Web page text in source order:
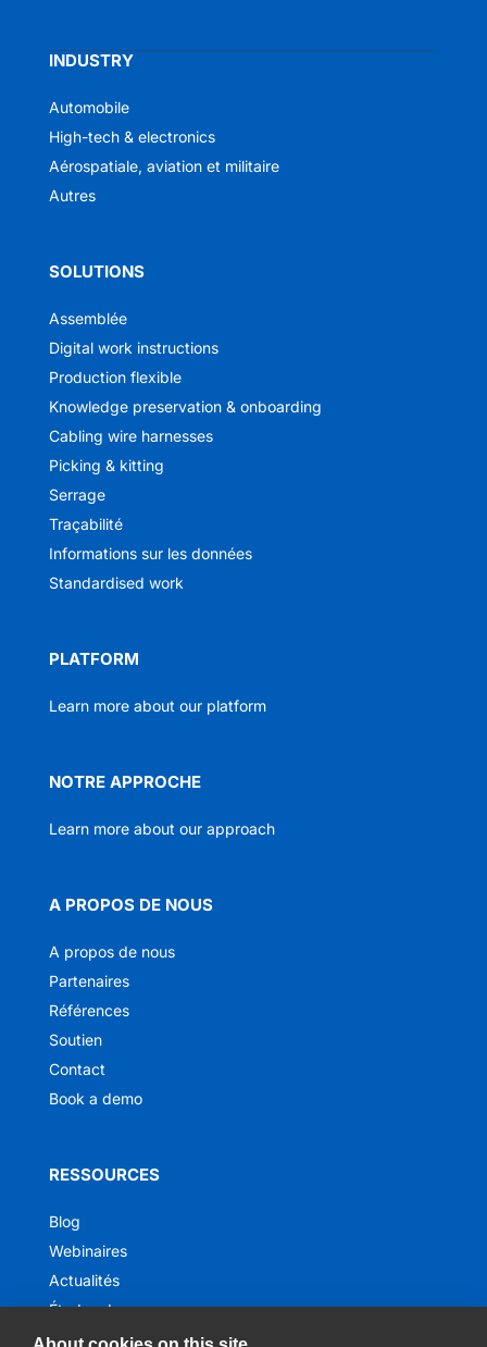
INDUSTRY
Automobile
High-tech & electronics
Aérospatiale, aviation et militaire
Autres
SOLUTIONS
Assemblée
Digital work instructions
Production flexible
Knowledge preservation & onboarding
Cabling wire harnesses
Picking & kitting
Serrage
Traçabilité
Informations sur les données
Standardised work
PLATFORM
Learn more about our platform
NOTRE APPROCHE
Learn more about our approach
A PROPOS DE NOUS
A propos de nous
Partenaires
Références
Soutien
Contact
Book a demo
RESSOURCES
Blog
Webinaires
Actualités
Études de cas
Ebooks